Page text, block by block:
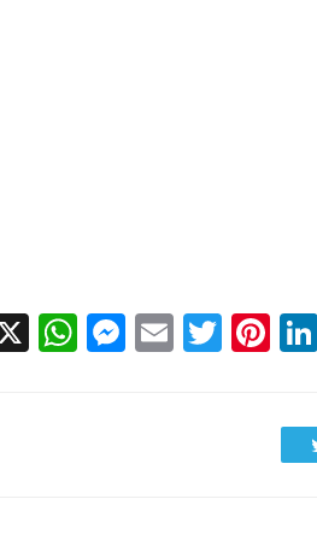
X WhatsApp
Messenger
Email